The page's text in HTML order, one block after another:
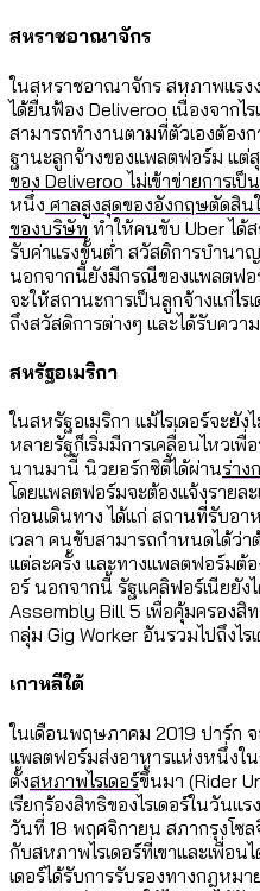
สหราชอาณาจักร
ในสหราชอาณาจักร สหภาพแรง
ได้ยื่นฟ้อง Deliveroo เนื่องจากไ
สามารถทำงานตามที่ตัวเองต้อง
ฐานะลูกจ้างของแพลตฟอร์ม แต่
ของ Deliveroo ไม่เข้าข่ายการเ
หนึ่ง ศาลสูงสุดของอังกฤษตัดสิ
ของบริษัท ทำให้คนขับ Uber ได้
รับค่าแรงขั้นต่ำ สวัสดิการบำนา
นอกจากนี้ยังมีกรณีของแพลตฟอ
จะให้สถานะการเป็นลูกจ้างแก่ไร
ถึงสวัสดิการต่างๆ และได้รับควา
สหรัฐอเมริกา
ในสหรัฐอเมริกา แม้ไรเดอร์จะยั
หลายรัฐก็เริ่มมีการเคลื่อนไหวเพื่
นานมานี้ นิวยอร์กซิตี้ได้ผ่านร่าง
โดยแพลตฟอร์มจะต้องแจ้งรายละ
ก่อนเดินทาง ได้แก่ สถานที่รับอา
เวลา คนขับสามารถกำหนดได้ว่า
แต่ละครั้ง และทางแพลตฟอร์มต้อ
อร์ นอกจากนี้ รัฐแคลิฟอร์เนียยั
Assembly Bill 5 เพื่อคุ้มครองสิ
กลุ่ม Gig Worker อันรวมไปถึงไร
เกาหลีใต้
ในเดือนพฤษภาคม 2019 ปาร์ก
แพลตฟอร์มส่งอาหารแห่งหนึ่งใน
ตั้งสหภาพไรเดอร์ขึ้นมา (Rider
เรียกร้องสิทธิของไรเดอร์ในวันแ
วันที่ 18 พฤศจิกายน สภากรุงโซ
กับสหภาพไรเดอร์ที่เขาและเพื่อ
เดอร์ได้รับการรับรองทางกฎหม